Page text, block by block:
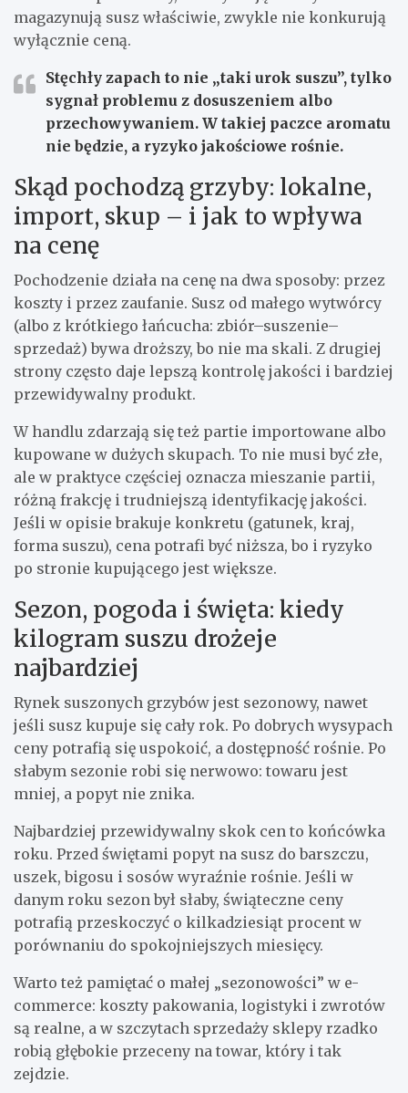
magazynują susz właściwie, zwykle nie konkurują
wyłącznie ceną.
Stęchły zapach to nie „taki urok suszu”, tylko
sygnał problemu z dosuszeniem albo
przechowywaniem. W takiej paczce aromatu
nie będzie, a ryzyko jakościowe rośnie.
Skąd pochodzą grzyby: lokalne,
import, skup – i jak to wpływa
na cenę
Pochodzenie działa na cenę na dwa sposoby: przez
koszty i przez zaufanie. Susz od małego wytwórcy
(albo z krótkiego łańcucha: zbiór–suszenie–
sprzedaż) bywa droższy, bo nie ma skali. Z drugiej
strony często daje lepszą kontrolę jakości i bardziej
przewidywalny produkt.
W handlu zdarzają się też partie importowane albo
kupowane w dużych skupach. To nie musi być złe,
ale w praktyce częściej oznacza mieszanie partii,
różną frakcję i trudniejszą identyfikację jakości.
Jeśli w opisie brakuje konkretu (gatunek, kraj,
forma suszu), cena potrafi być niższa, bo i ryzyko
po stronie kupującego jest większe.
Sezon, pogoda i święta: kiedy
kilogram suszu drożeje
najbardziej
Rynek suszonych grzybów jest sezonowy, nawet
jeśli susz kupuje się cały rok. Po dobrych wysypach
ceny potrafią się uspokoić, a dostępność rośnie. Po
słabym sezonie robi się nerwowo: towaru jest
mniej, a popyt nie znika.
Najbardziej przewidywalny skok cen to końcówka
roku. Przed świętami popyt na susz do barszczu,
uszek, bigosu i sosów wyraźnie rośnie. Jeśli w
danym roku sezon był słaby, świąteczne ceny
potrafią przeskoczyć o kilkadziesiąt procent w
porównaniu do spokojniejszych miesięcy.
Warto też pamiętać o małej „sezonowości” w e-
commerce: koszty pakowania, logistyki i zwrotów
są realne, a w szczytach sprzedaży sklepy rzadko
robią głębokie przeceny na towar, który i tak
zejdzie.